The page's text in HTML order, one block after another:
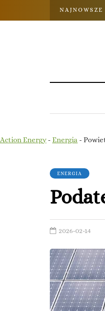
NAJNOWSZE
Action Energy- Energia -
ENERGIA
2026-02-14